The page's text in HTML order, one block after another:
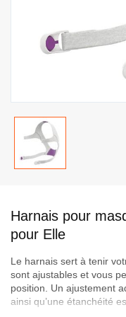
début
de
Galerie
d’images
Harnais pour
pour Elle
Le harnais sert à tenir
sont ajustables et vous
position. Un ajustement
ainsi qu’une étanchéité